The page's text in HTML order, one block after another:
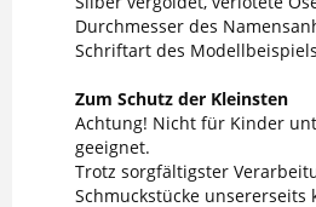
Durchmesser des
Schriftart des
Zum Schutz der Kleinsten
Achtung! Nicht für Kinder
geeignet.
Trotz sorgfältigster
Schmuckstücke unsererseits